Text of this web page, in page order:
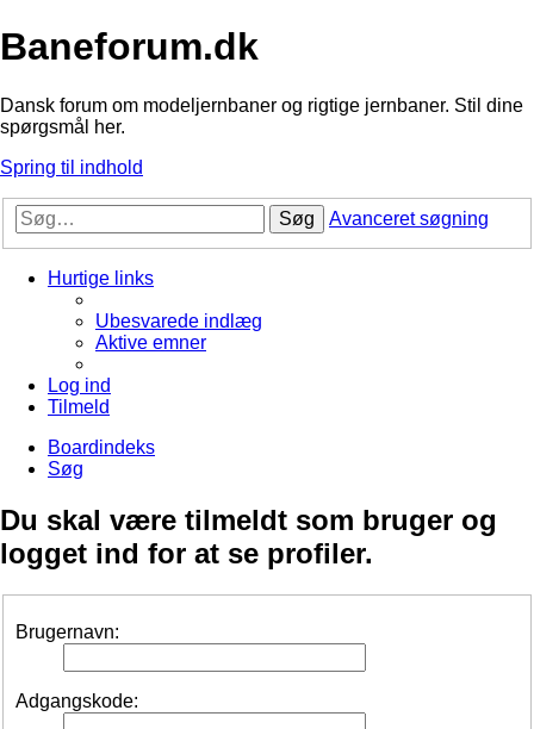
Baneforum.dk
Dansk forum om modeljernbaner og rigtige jernbaner. Stil dine
spørgsmål her.
Spring til indhold
Søg Avanceret søgning
Hurtige links
Ubesvarede indlæg
Aktive emner
Log ind
Tilmeld
Boardindeks
Søg
Du skal være tilmeldt som bruger og
logget ind for at se profiler.
Brugernavn:
Adgangskode: